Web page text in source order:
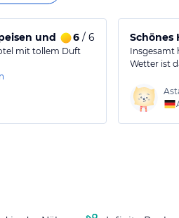
und angenehmem
6 / 6
mit tollem Duft
Schönes
Insgesamt
Wetter ist